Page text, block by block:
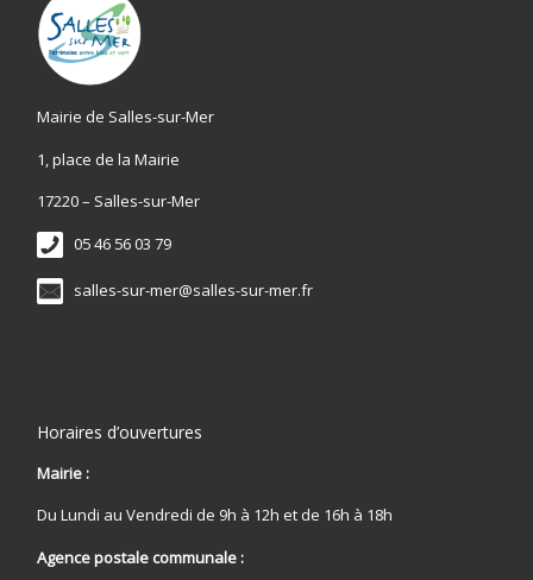
Mairie de Salles-sur-Mer
1, place de la Mairie
17220 – Salles-sur-Mer
05 46 56 03 79
salles-sur-mer@salles-sur-mer.fr
Horaires d’ouvertures
Mairie :
Du Lundi au Vendredi de 9h à 12h et de 16h à 18h
Agence postale communale :